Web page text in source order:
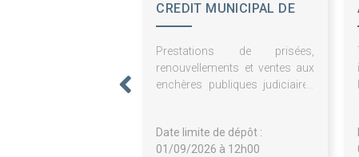
CREDIT MUNICIPAL DE
Prestations de prisées,
renouvellements et ventes aux
enchères publiques judiciaires
Bordeaux
Date limite de dépôt :
01/09/2026 à 12h00